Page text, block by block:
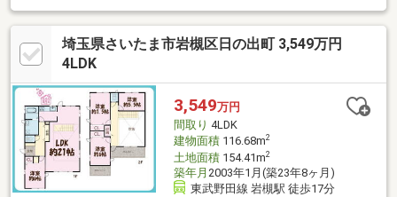
埼玉県さいたま市岩槻区日の出町 3,549万円
4LDK
3,549万円
間取り 4LDK
建物面積116.68m2
土地面積154.41m2
築年月 2003年1月(築23年8ヶ月)
東武野田線 岩槻駅 徒歩17分